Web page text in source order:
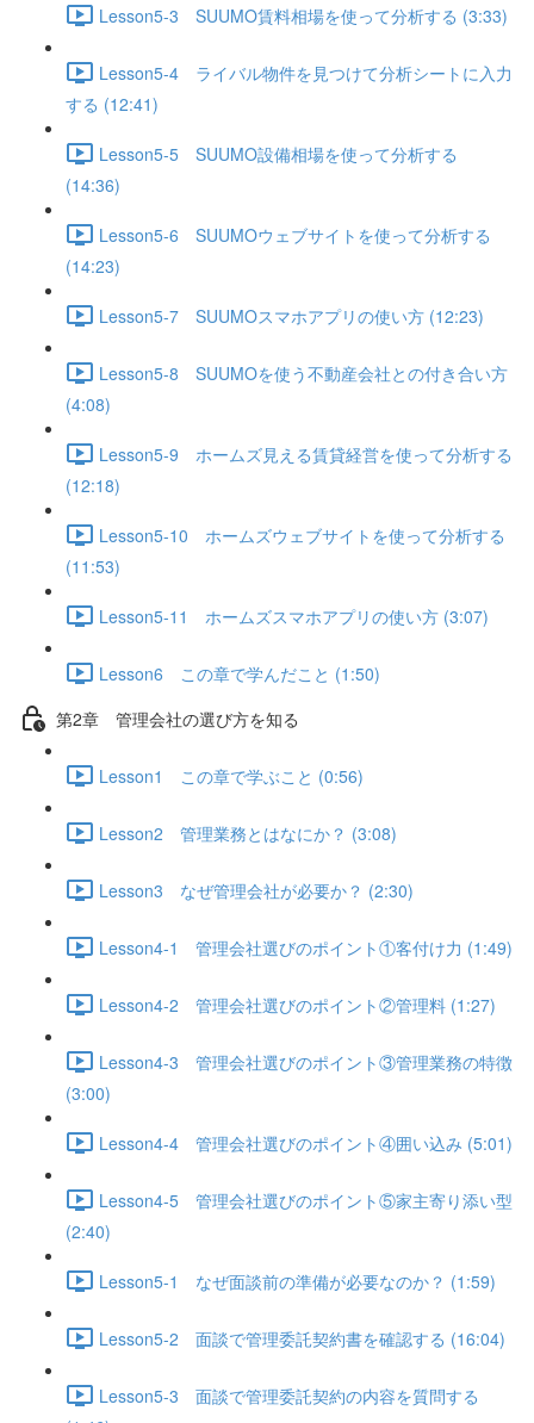
Lesson5-3 SUUMO賃料相場を使って分析する (3:33)
Lesson5-4 ライバル物件を見つけて分析シートに入力
する (12:41)
Lesson5-5 SUUMO設備相場を使って分析する
(14:36)
Lesson5-6 SUUMOウェブサイトを使って分析する
(14:23)
Lesson5-7 SUUMOスマホアプリの使い方 (12:23)
Lesson5-8 SUUMOを使う不動産会社との付き合い方
(4:08)
Lesson5-9 ホームズ見える賃貸経営を使って分析する
(12:18)
Lesson5-10 ホームズウェブサイトを使って分析する
(11:53)
Lesson5-11 ホームズスマホアプリの使い方 (3:07)
Lesson6 この章で学んだこと (1:50)
第2章 管理会社の選び方を知る
Lesson1 この章で学ぶこと (0:56)
Lesson2 管理業務とはなにか？ (3:08)
Lesson3 なぜ管理会社が必要か？ (2:30)
Lesson4-1 管理会社選びのポイント①客付け力 (1:49)
Lesson4-2 管理会社選びのポイント②管理料 (1:27)
Lesson4-3 管理会社選びのポイント③管理業務の特徴
(3:00)
Lesson4-4 管理会社選びのポイント④囲い込み (5:01)
Lesson4-5 管理会社選びのポイント⑤家主寄り添い型
(2:40)
Lesson5-1 なぜ面談前の準備が必要なのか？ (1:59)
Lesson5-2 面談で管理委託契約書を確認する (16:04)
Lesson5-3 面談で管理委託契約の内容を質問する